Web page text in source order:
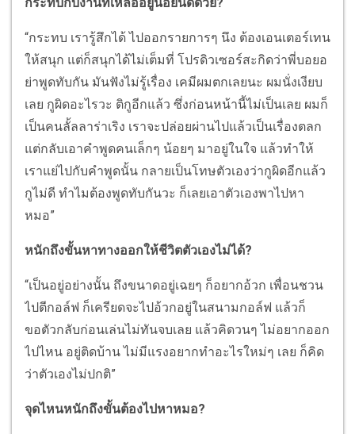
“กระทบ เรารู้สึกได้ ไปออกรายการๆ นึง ต้องเอนเตอร์เทน
ให้สนุก แต่ก็สนุกได้ไม่เต็มที่ โปรดิวเซอร์สะกิดว่าพี่บอยอ
ย่าพูดทับกัน มันฟังไม่รู้เรื่อง เคมีผมตกเลยนะ ผมนั่งเงียบ
เลย กูผิดอะไรวะ ติกูอีกแล้ว ซึ่งก่อนหน้านี้ไม่เป็นเลย ผมก็
เป็นคนลั้ลลาร่าเริง เราจะปล่อยผ่านไปแล้วเป็นเรื่องตลก
แต่กลับเอาคำพูดคนเล็กๆ น้อยๆ มาอยู่ในใจ แล้วทำให้
เราแย่ไปกับคำพูดนั้น กลายเป็นโทษตัวเองว่ากูผิดอีกแล้ว
กูไม่ดี ทำไมต้องพูดทับกันวะ ก็เลยเอาตัวเองพาไปหา
หมอ”
หนักถึงขั้นหาทางออกให้ชีวิตตัวเองไม่ได้?
“เป็นอยู่อย่างนั้น ถึงขนาดอยู่เฉยๆ ก็อยากอ้วก เพื่อนชวน
ไปตีกอล์ฟ ก็เครียดจะไปอ้วกอยู่ในสนามกอล์ฟ แล้วก็
ขอตัวกลับก่อนเล่นไม่ทันจบเลย แล้วคิดวนๆ ไม่อยากออก
ไปไหน อยู่ติดบ้าน ไม่มีแรงอยากทำอะไรใหม่ๆ เลย ก็คิด
ว่าตัวเองไม่ปกติ”
จุดไหนหนักถึงขั้นต้องไปหาหมอ?